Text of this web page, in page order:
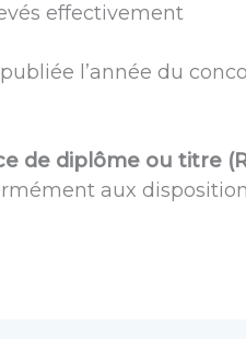
effectivement
l’année du
de diplôme ou titre
aux